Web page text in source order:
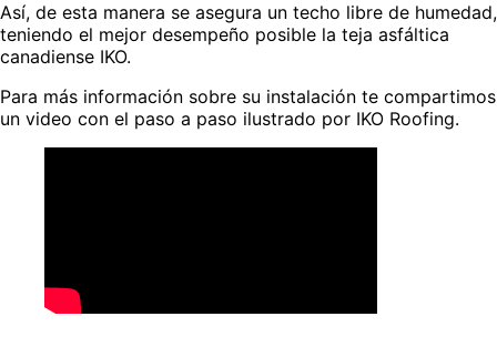
Así, de esta manera se asegura un techo libre de humedad,
teniendo el mejor desempeño posible la teja asfáltica
canadiense IKO.
Para más información sobre su instalación te compartimos
un video con el paso a paso ilustrado por IKO Roofing.